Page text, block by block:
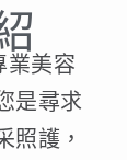
業美容
是尋求
照護，